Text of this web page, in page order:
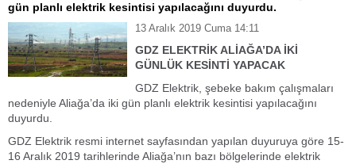
gün planlı elektrik kesintisi yapılacağını duyurdu.
13 Aralık 2019 Cuma 14:11
GDZ ELEKTRİK ALİAĞA’DA İKİ
GÜNLÜK KESİNTİ YAPACAK
GDZ Elektrik, şebeke bakım çalışmaları
nedeniyle Aliağa’da iki gün planlı elektrik kesintisi yapılacağını
duyurdu.
GDZ Elektrik resmi internet sayfasından yapılan duyuruya göre 15-
16 Aralık 2019 tarihlerinde Aliağa’nın bazı bölgelerinde elektrik